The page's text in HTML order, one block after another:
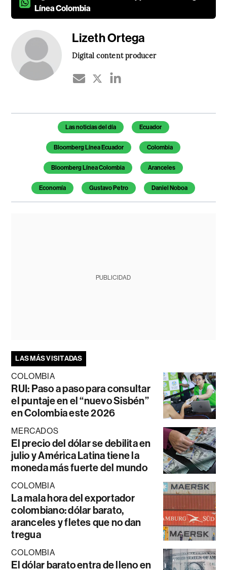
Línea Colombia
Lizeth Ortega
Digital content producer
Temas de este artículo
Las noticias del día Ecuador
Bloomberg Línea Ecuador Colombia
Bloomberg Línea Colombia Aranceles
Economía Gustavo Petro Daniel Noboa
PUBLICIDAD
LAS MÁS VISITADAS
COLOMBIA
RUI: Paso a paso para consultar
el puntaje en el “nuevo Sisbén”
en Colombia este 2026
MERCADOS
El precio del dólar se debilita en
julio y América Latina tiene la
moneda más fuerte del mundo
COLOMBIA
La mala hora del exportador
colombiano: dólar barato,
aranceles y fletes que no dan
tregua
COLOMBIA
El dólar barato entra de lleno en